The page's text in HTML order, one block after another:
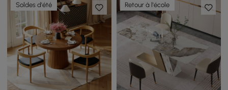
Soldes d'été Retour à l'école